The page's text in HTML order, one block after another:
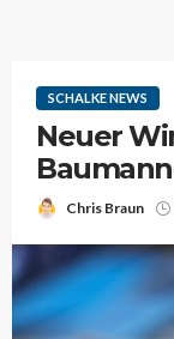
SCHALKE NEWS
Neuer
Chris Braun